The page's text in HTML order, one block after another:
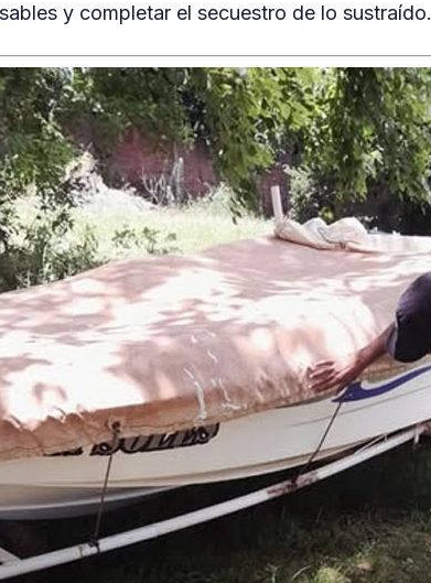
y completar el secuestro de lo sustraído.